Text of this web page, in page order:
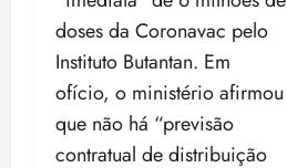
doses da Coronavac pelo
Instituto Butantan. Em
ofício, o ministério afirmou
que não há “previsão
contratual de distribuição